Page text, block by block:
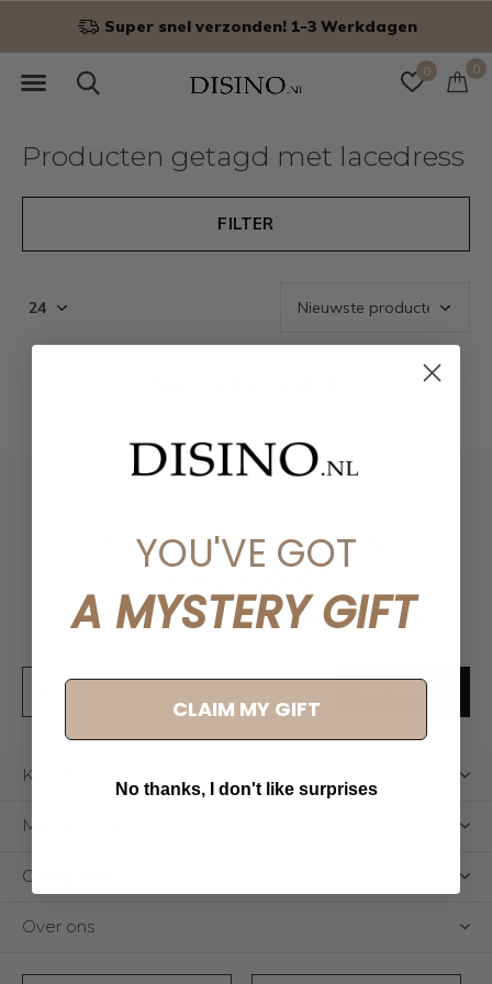
0 0
Super snel verzonden! 1-3 Werkdagen
Producten getagd met lacedress
FILTER
Meld je aan voor onze
Ontvang de nieuwste aanbiedingen en promoties
ABONNEER
Klantenservice
Mijn account
Categorieën
Over ons
YOU'VE GOT
A MYSTERY GIFT
CLAIM MY GIFT
No thanks, I don't like surprises